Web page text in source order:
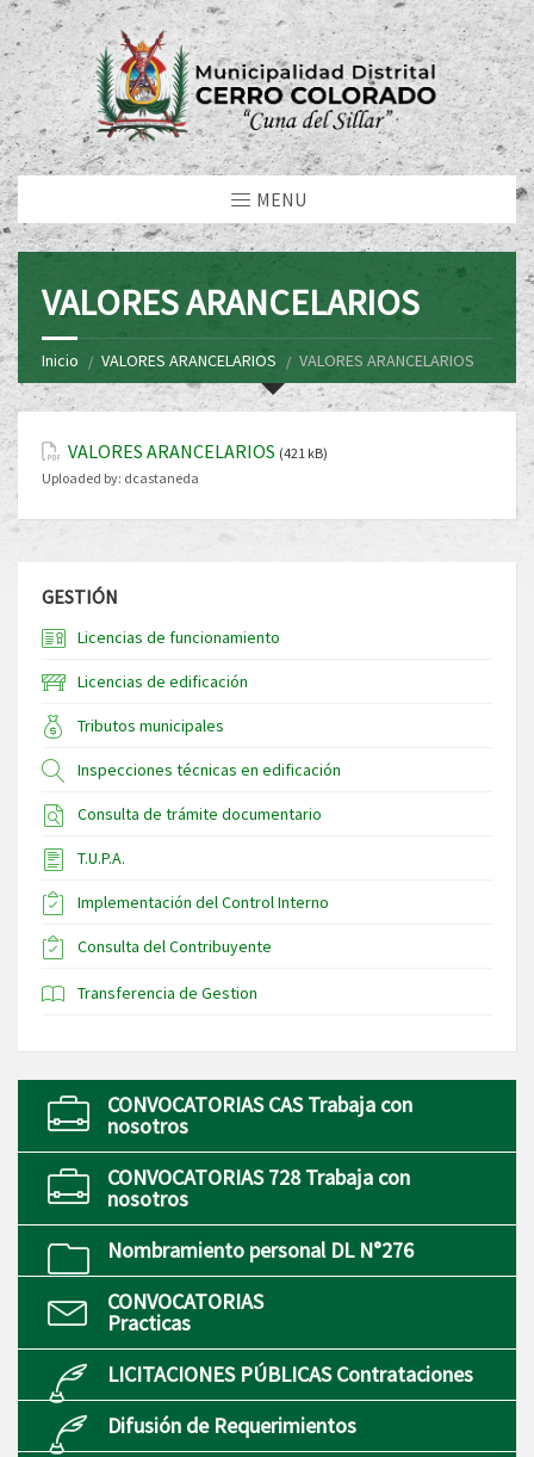
MENU
VALORES ARANCELARIOS
Inicio VALORES ARANCELARIOS VALORES ARANCELARIOS
VALORES ARANCELARIOS (421 kB)
Uploaded by: dcastaneda
GESTIÓN
Licencias de funcionamiento
Licencias de edificación
Tributos municipales
Inspecciones técnicas en edificación
Consulta de trámite documentario
T.U.P.A.
Implementación del Control Interno
Consulta del Contribuyente
Transferencia de Gestion
CONVOCATORIAS CAS Trabaja con
nosotros
CONVOCATORIAS 728 Trabaja con
nosotros
Nombramiento personal DL N°276
CONVOCATORIAS
Practicas
LICITACIONES PÚBLICAS Contrataciones
Difusión de Requerimientos